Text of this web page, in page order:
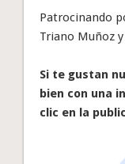
Patrocinando
Triano Muñoz y
Si te gustan
bien con una
clic en la